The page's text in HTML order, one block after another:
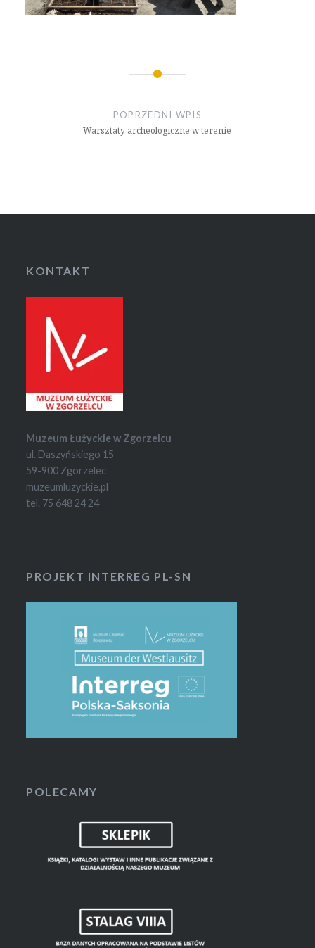
POPRZEDNI WPIS
Warsztaty archeologiczne w terenie
KONTAKT
Muzeum Łużyckie w Zgorzelcu
ul. Daszyńskiego 15
59-900 Zgorzelec
muzeumluzyckie.pl
tel. 75 648 24 24
PROJEKT INTERREG PL-SN
POLECAMY